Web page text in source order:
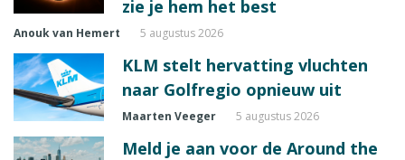
zie je hem het best
Anouk van Hemert 5 augustus 2026
KLM stelt hervatting vluchten
naar Golfregio opnieuw uit
Maarten Veeger 5 augustus 2026
Meld je aan voor de Around the